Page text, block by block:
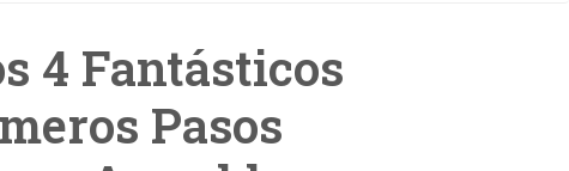
4 Fantásticos
Pasos